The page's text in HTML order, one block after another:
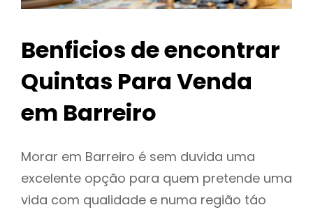
Benficios de encontrar
Quintas Para Venda
em Barreiro
Morar em Barreiro é sem duvida uma
excelente opção para quem pretende uma
vida com qualidade e numa região táo